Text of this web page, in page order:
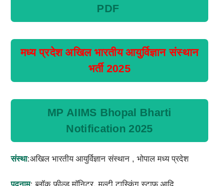
PDF
मध्य प्रदेश अखिल भारतीय आयुर्विज्ञान संस्थान
भर्ती 2025
MP AIIMS Bhopal Bharti
Notification 2025
संस्था:अखिल भारतीय आयुर्विज्ञान संस्थान , भोपाल मध्य प्रदेश
पदनाम: ब्लॉक फील्ड मॉनिटर, मल्टी टास्किंग स्टाफ आदि